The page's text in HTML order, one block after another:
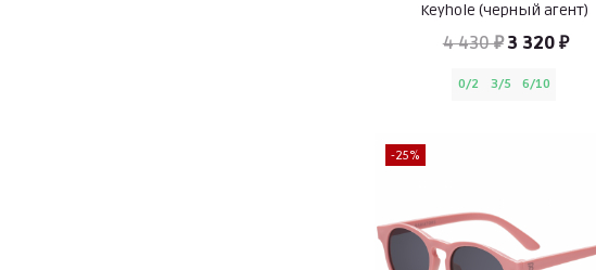
Keyhole (черный агент)
4 430 ₽3 320 ₽
0/2 3/5 6/10
-25%